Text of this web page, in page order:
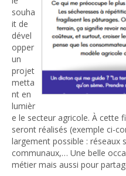
souha
it de
dével
opper
un
projet
metta
nt en
lumièr
e le secteur agricole. À cette
seront réalisés (exemple ci-
largement possible : réseaux
communaux,… Une belle
métier mais aussi pour